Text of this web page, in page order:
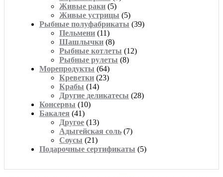
Живые раки (5)
Живые устрицы (5)
Рыбные полуфабрикаты (39)
Пельмени (11)
Шашлычки (8)
Рыбные котлеты (12)
Рыбные рулеты (8)
Морепродукты (64)
Креветки (23)
Крабы (14)
Другие деликатесы (28)
Консервы (10)
Бакалея (41)
Другое (13)
Адыгейская соль (7)
Соусы (21)
Подарочные сертификаты (5)